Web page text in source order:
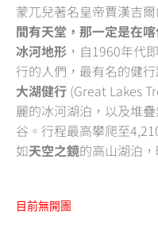
蒙兀兒著名皇帝賈漢吉
間有天堂，那一定是在喀
冰河地形 ，自1960年代
行的人們，最有名的健
大湖健行 (Great Lakes
麗的冰河湖泊，以及堆
谷。行程最高攀爬至
如天空之鏡的高山湖泊
目前無開團